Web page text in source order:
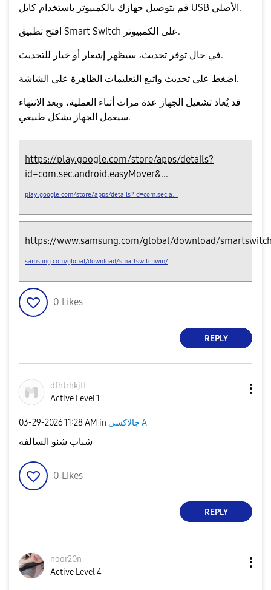
قم بتوصيل جهازك بالكمبيوتر باستخدام كابل USB الأصلي.
افتح تطبيق Smart Switch على الكمبيوتر.
في حال توفر تحديث، سيظهر إشعار أو خيار للتحديث.
اضغط على تحديث واتبع التعليمات الظاهرة على الشاشة.
قد يُعاد تشغيل الجهاز عدة مرات أثناء العملية، وبعد الانتهاء
سيعمل الجهاز بشكل طبيعي.
https://play.google.com/store/apps/details?
id=com.sec.android.easyMover&...
play.google.com/store/apps/details?id=com.sec.a...
https://www.samsung.com/global/download/
samsung.com/global/download/smartswitchwin/
0 Likes
REPLY
dfhtrhkjff
Active Level 1
‎03-29-202611:28 AM in جالاكسى A
شباب شنو السالفه
0 Likes
REPLY
noor20n
Active Level 4